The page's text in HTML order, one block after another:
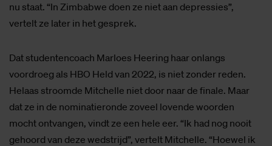
nu staat. “In Zimbabwe doen ze niet aan depressies”,
vertelt ze later in het gesprek.
Dat studentencoach Marloes Heering haar onlangs
voordroeg als HBO Held van 2022, is niet zonder reden.
Helaas stroomde Mitchelle niet door naar de finale. Maar
dat ze in de nominatieronde zoveel lovende woorden
mocht ontvangen, vindt ze een hele eer. “Ik had nog nooit
gehoord van deze wedstrijd”, vertelt Mitchelle. “Hoewel ik